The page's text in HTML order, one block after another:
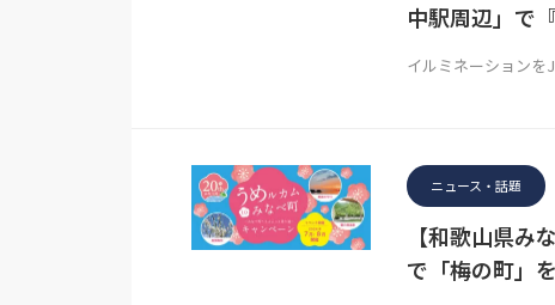
中駅周辺」で
イルミネーション
ニュース・話題
【和歌山県み
で「梅の町」